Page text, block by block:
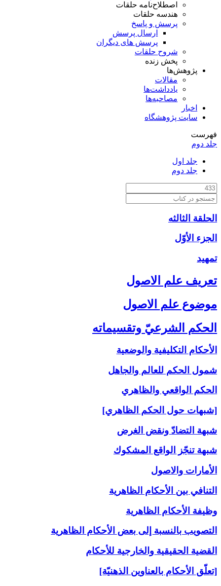
اصطلاح‌نامه حلقات
هندسه حلقات
پرسش و پاسخ
ارسال پرسش
پرسش های دیگران
شروح حلقات
پخش زنده
پژوهش‌ها
مقالات
یادداشت‌ها
مصاحبه‌ها
اخبار
سایت پژوهشگاه
فهرست
جلد دوم
جلد اول
جلد دوم
الحلقة الثالثه
الجزء الأوّل‏
تمهيد
تعريف علم الاصول‏
موضوع علم الاصول‏
الحكم الشرعيّ وتقسيماته‏
الأحكام التكليفية والوضعية
شمول الحكم للعالم والجاهل
الحكم الواقعي والظاهري
[شبهات حول الحكم الظاهري]
شبهة التضادّ ونقض الغرض
شبهة تنجّز الواقع المشكوك
الأمارات والاصول
التنافي بين الأحكام الظاهرية
وظيفة الأحكام الظاهرية
التصويب بالنسبة إلى‏ بعض الأحكام الظاهرية
القضية الحقيقية والخارجية للأحكام
[تعلّق الأحكام بالعناوين الذهنيّة]